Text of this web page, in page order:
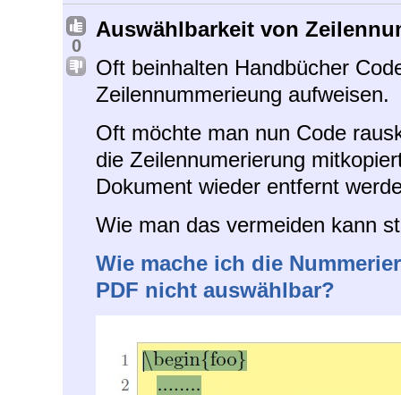
0
Auswählbarkeit von
Oft beinhalten Handbücher
Zeilennummerieung aufweisen.
Oft möchte man nun Code
die Zeilennumerierung
Dokument wieder entfernt
Wie man das vermeiden kann
Wie mache ich die
PDF nicht auswählbar?